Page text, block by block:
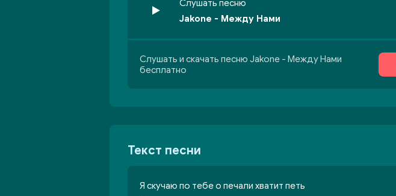
Слушать песню
Jakone - Между Нами
Слушать и скачать песню Jakone - Между Нами
бесплатно
Текст песни
Я скучаю по тебе о печали хватит петь